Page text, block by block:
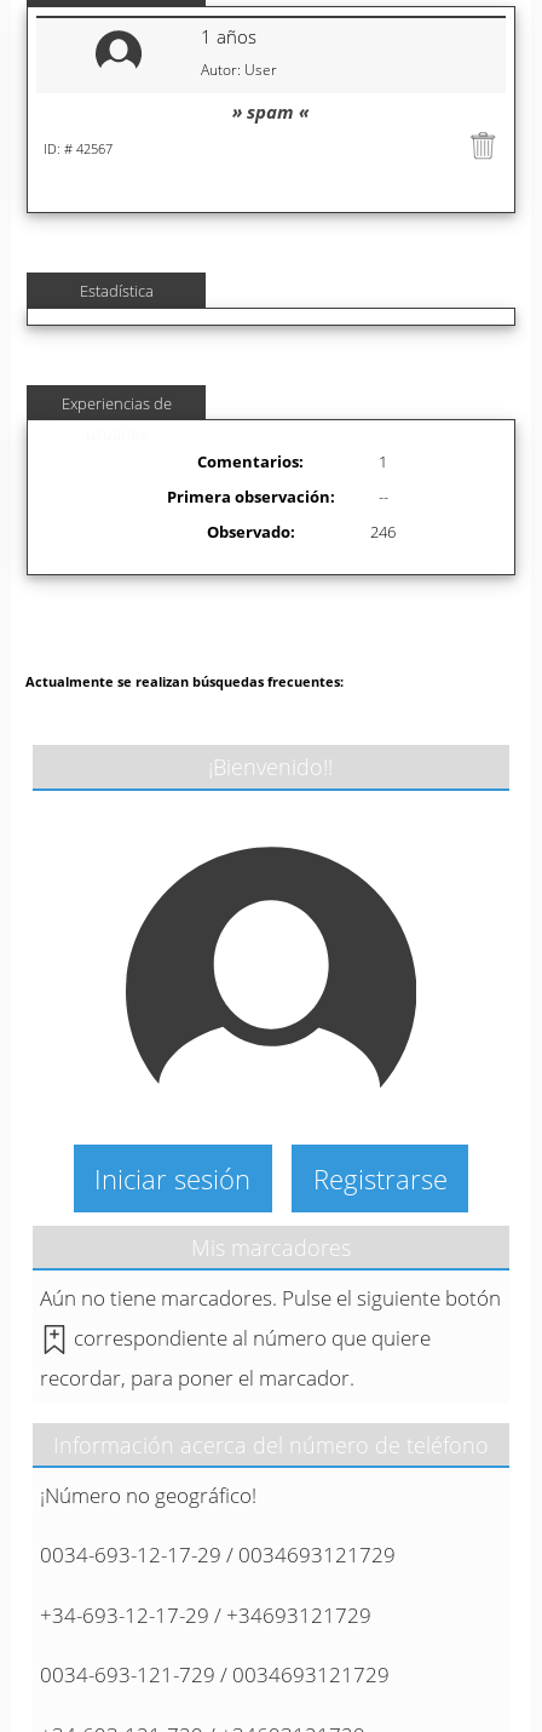
Autor: User
1 años
ID: # 42567
» spam «
Estadística
Experiencias de
Comentarios:
1
Primera observación:
--
Observado:
246
Actualmente se realizan búsquedas frecuentes:
¡Bienvenido!!
Iniciar sesión Registrarse
Mis marcadores
Aún no tiene marcadores. Pulse el siguiente botón
correspondiente al número que quiere
recordar, para poner el marcador.
Información acerca del número de teléfono
¡Número no geográfico!
0034-693-12-17-29 / 0034693121729
+34-693-12-17-29 / +34693121729
0034-693-121-729 / 0034693121729